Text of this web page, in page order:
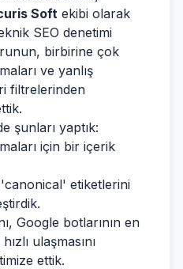
Soft ekibi olarak
SEO denetimi
birbirine çok
ve yanlış
filtrelerinden
şunları yaptık:
için bir içerik
etiketlerini
Google botlarının en
ulaşmasını
ettik.